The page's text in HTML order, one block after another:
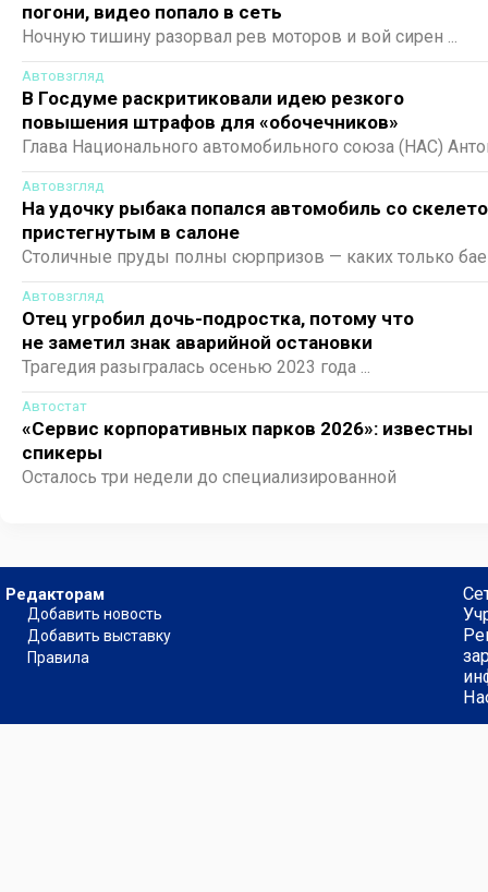
погони, видео попало в сеть
Ночную тишину разорвал рев моторов и вой сирен ...
Автовзгляд
В Госдуме раскритиковали идею резкого
повышения штрафов для «обочечников»
Глава Национального автомобильного союза (НАС)
Шапарин обратился к премьер-министру Михаилу
Мишустину с предложением увеличить штраф для
«обочечников» с нынешних 2250 до 5000 рублей ...
Автовзгляд
На удочку рыбака попался автомобиль со
пристегнутым в салоне
Столичные пруды полны сюрпризов — каких только
не услышишь от рыбаков ...
Автовзгляд
Отец угробил дочь-подростка, потому что
не заметил знак аварийной остановки
Трагедия разыгралась осенью 2023 года ...
Автостат
«Сервис корпоративных парков 2026»: известны
спикеры
Осталось три недели до специализированной
(Санкт-Петербург) в рамках международной выставки
MIMS Automobility. И ...
Редакторам
Добавить новость
Добавить выставку
Правила